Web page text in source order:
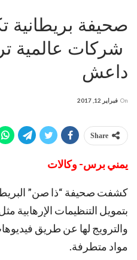
صحيفة
شركات عالمية
داعش
On فبراير 12, 2017
Share
يمني برس- وكالات
كشفت صحيفة “ذا صن”
بتمويل التنظيمات الإرهابية
والترويج لها عن طريق
مواد متطرفة.